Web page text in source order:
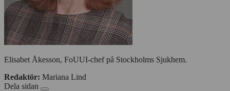
Elisabet Åkesson, FoUUI-chef på Stockholms Sjukhem.
Redaktör: Mariana Lind
Dela sidan